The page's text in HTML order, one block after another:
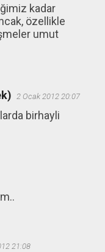
kadar
özellikle
umut
2 Ocak 2012 20:07
birhayli
21:08